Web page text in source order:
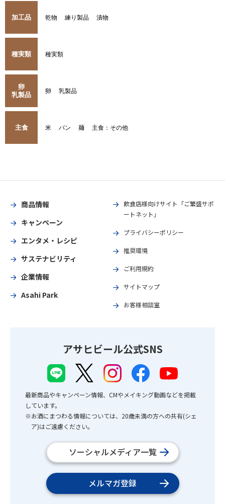
加工品 乾物 練り製品 漬物
種実類 種実類
卵
乳製品
卵 乳製品
主食 米 パン 麺 主食：その他
商品情報
キャンペーン
エンタメ・レシピ
サステナビリティ
企業情報
Asahi Park
飲食店様向けサイト「ご繁盛サポ
ートネット」
プライバシーポリシー
推奨環境
ご利用規約
サイトマップ
お客様相談室
アサヒビール公式SNS
最新商品やキャンペーン情報、CMやメイキング動画などを掲載
しています。
※お酒にまつわる情報については、20歳未満の方への共有(シェ
ア)はご遠慮ください。
ソーシャルメディア一覧
メルマガ登録